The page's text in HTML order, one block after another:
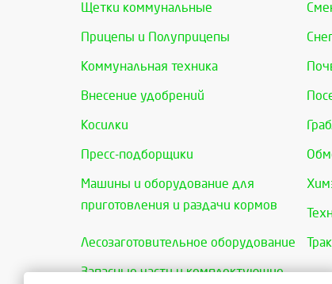
Щетки коммунальные
Прицепы и Полуприцепы
Коммунальная техника
Внесение удобрений
Косилки
Пресс-подборщики
Машины и оборудование для
приготовления и раздачи кормов
Лесозаготовительное оборудование
Запасные части и комплектующие